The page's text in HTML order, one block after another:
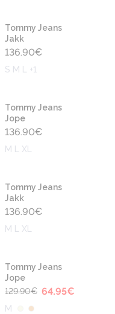
Tommy Jeans
Jakk
136.90€
S M L +1
Tommy Jeans
Jope
136.90€
M L XL
Tommy Jeans
Jakk
136.90€
M L XL
Tommy Jeans
Jope
129.90€ 64.95€
M